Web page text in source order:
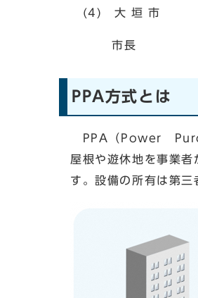
(4) 大 垣 市
市長 石
PPA方式とは
PPA（Power
屋根や遊休地を事業
す。設備の所有は第